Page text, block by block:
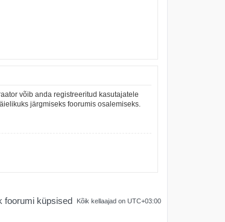
võib anda registreeritud kasutajatele
järgmiseks foorumis osalemiseks.
Kõik kellaajad on UTC+03:00
foorumi küpsised